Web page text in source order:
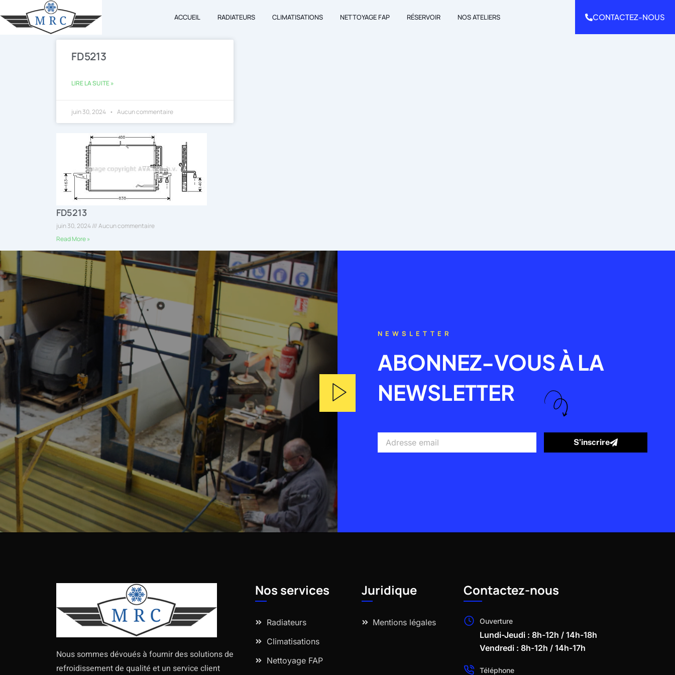
au
ACCUEIL RADIATEURS CLIMATISATIONS NETTOYAGE FAP RÉSERVOIR NOS ATELIERS CONTACTEZ-NOUS
FD5213
LIRE LA SUITE »
juin 30, 2024 Aucun commentaire
FD5213
juin 30, 2024
Aucun commentaire
Read More »
NEWSLETTER
ABONNEZ-VOUS À LA
NEWSLETTER
email
S’inscrire
Nous sommes dévoués à fournir des solutions de
refroidissement de qualité et un service client
Nos services
Radiateurs
Climatisations
Nettoyage FAP
Juridique
Mentions légales
Contactez-nous
Ouverture
Lundi-Jeudi : 8h-12h / 14h-18h
Vendredi : 8h-12h / 14h-17h
Téléphone